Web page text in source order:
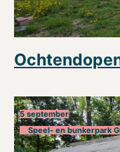
5 september
Speel- en bunkerpark